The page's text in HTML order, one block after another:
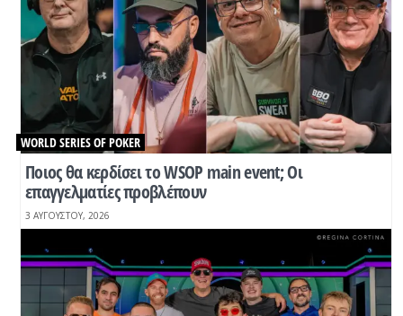
Ποιος θα κερδίσει το WSOP main event; Οι
επαγγελματίες προβλέπουν
WORLD SERIES OF POKER
3 ΑΥΓΟΎΣΤΟΥ, 2026